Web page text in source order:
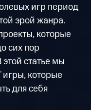
игр период
эрой жанра.
которые
сих пор
статье мы
которые
для себя